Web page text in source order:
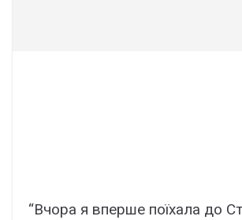
“Вчора я вперше поїхала до